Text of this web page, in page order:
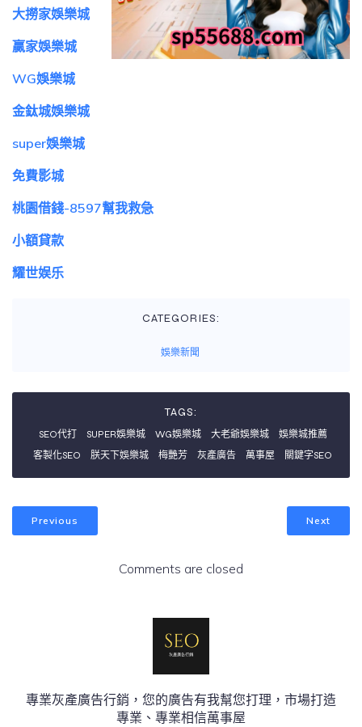
大撈家娛樂城
贏家娛樂城
WG娛樂城
金鈦城娛樂城
super娛樂城
免費影城
桃園借錢-8597幫我救急
小額貸款
耀世娱乐
CATEGORIES:
娛樂新聞
TAGS:
SEO代打 SUPER娛樂城 WG娛樂城 大老爺娛樂城
娛樂城推薦
客製化SEO
朕天下娛樂城 梅艷芳 灰產廣告 萬事屋 關鍵字SEO
Previous Next
Comments are closed
專業灰產廣告行銷，您的廣告有我幫您打理，市場打造
專業、專業相信萬事屋